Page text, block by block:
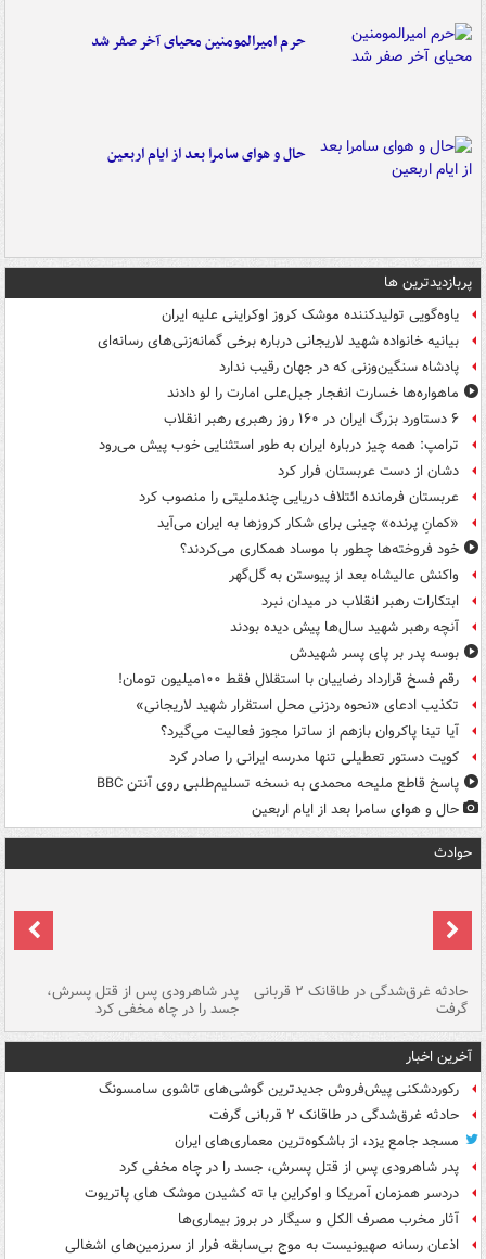
حرم امیرالمومنین محیای آخر صفر شد
حال و هوای سامرا بعد از ایام اربعین
پربازدیدترین ها
یاوه‌گویی تولیدکننده موشک کروز اوکراینی علیه ایران
بیانیه خانواده شهید لاریجانی درباره برخی گمانه‌زنی‌های رسانه‌ای
پادشاه سنگین‌وزنی که در جهان رقیب ندارد
ماهواره‌ها خسارت انفجار جبل‌علی امارت را لو دادند
۶ دستاورد بزرگ ایران در ۱۶۰ روز رهبری رهبر انقلاب
ترامپ: همه چیز درباره ایران به طور استثنایی خوب پیش می‌رود
دشان از دست عربستان فرار کرد
عربستان فرمانده ائتلاف دریایی چندملیتی را منصوب کرد
«کمانِ پرنده» چینی برای شکار کروزها به ایران می‌آید
خود فروخته‌ها چطور با موساد همکاری می‌کردند؟
واکنش عالیشاه بعد از پیوستن به گل‌گهر
ابتکارات رهبر انقلاب در میدان نبرد
آنچه رهبر شهید سال‌ها پیش دیده بودند
بوسه‌ پدر بر پای پسر شهیدش
رقم فسخ قرارداد رضاییان با استقلال فقط ۱۰۰میلیون تومان!
تکذیب ادعای «نحوه ردزنی محل استقرار شهید لاریجانی»
آیا تینا پاکروان بازهم از ساترا مجوز فعالیت می‌گیرد؟
کویت دستور تعطیلی تنها مدرسه ایرانی را صادر کرد
پاسخ قاطع ملیحه محمدی به نسخه تسلیم‌طلبی روی آنتن BBC
حال و هوای سامرا بعد از ایام اربعین
حوادث
حادثه غرق‌شدگی در طاقانک ۲ قربانی
گرفت
پدر شاهرودی پس از قتل پسرش،
جسد را در چاه مخفی کرد
آخرین اخبار
رکوردشکنی پیش‌فروش جدیدترین گوشی‌های تاشوی سامسونگ
حادثه غرق‌شدگی در طاقانک ۲ قربانی گرفت
مسجد جامع یزد، از باشکوه‌ترین معماری‌های ایران
پدر شاهرودی پس از قتل پسرش، جسد را در چاه مخفی کرد
دردسر همزمان آمریکا و اوکراین با ته کشیدن موشک های پاتریوت
آثار مخرب مصرف الکل و سیگار در بروز بیماری‌ها
اذعان رسانه صهیونیست به موج بی‌سابقه فرار از سرزمین‌های اشغالی